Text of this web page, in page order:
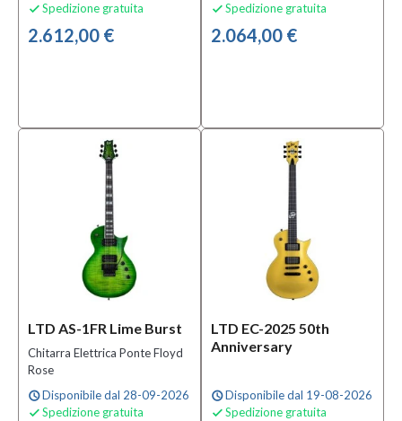
Custodia
non
inclusa
Finitura
Lucida
Metallizzata
 Spedizione gratuita
2.612,00 €
 Spedizione gratuita
2.064,00 €
LTD AS-1FR Lime Burst
Chitarra Elettrica Ponte Floyd
Rose
scheduleDisponibile dal 28-09-2026
 Spedizione gratuita
LTD EC-2025 50th
Anniversary
scheduleDisponibile dal 19-08-2026
 Spedizione gratuita